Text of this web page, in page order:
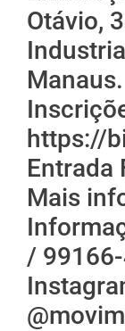
Otávio,
Manaus.
https://
Entrada
Mais
/